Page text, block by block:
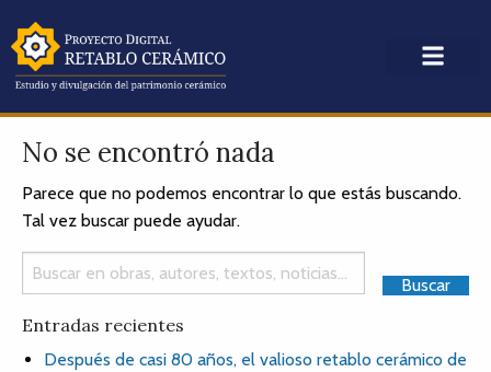
No se encontró nada
Parece que no podemos encontrar lo que estás buscando.
Tal vez buscar puede ayudar.
Entradas recientes
Después de casi 80 años, el valioso retablo cerámico de